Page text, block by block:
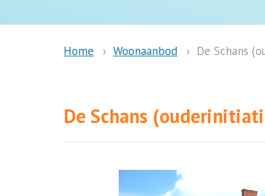
Home Woonaanbod De Schans
De Schans